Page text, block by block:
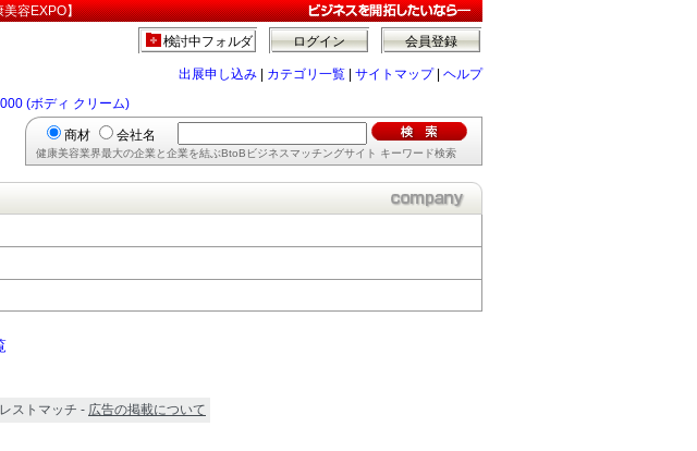
美容EXPO】
会員登録
ログイン
検討中フォルダ
出展申し込み カテゴリ一覧 サイトマップ| ヘルプ
(ボディ クリーム)
商材 会社名
健康美容業界最大の企業と企業を結ぶBtoBビジネスマッチングサイト キーワード検索
ストマッチ - 広告の掲載について